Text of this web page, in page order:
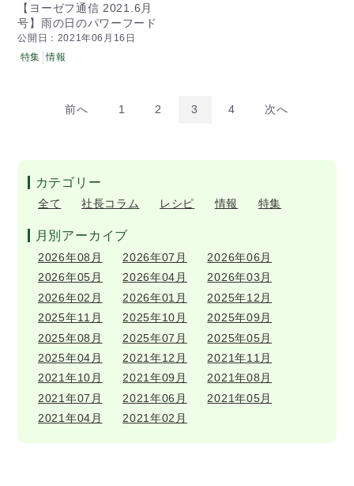
【ヨーゼフ通信 2021.6月
号】雨の日のパワーフード
公開日：2021年06月16日
特集 情報
前へ 1 2 3 4 次へ
カテゴリー
全て 社長コラム レシピ 情報 特集
月別アーカイブ
2026年08月 2026年07月
2026年06月
2026年05月
2026年04月
2026年03月
2026年02月
2026年01月
2025年12月
2025年11月
2025年10月
2025年09月
2025年08月
2025年07月
2025年05月
2025年04月
2021年12月
2021年11月
2021年10月
2021年09月
2021年08月
2021年07月
2021年06月
2021年05月
2021年04月
2021年02月